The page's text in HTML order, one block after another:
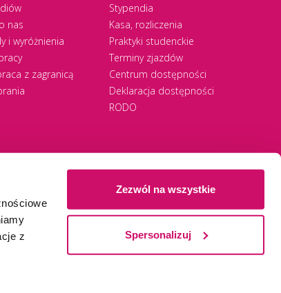
z
Zezwól na wszystkie
Spersonalizuj
nas
i wyróżnienia
z zagranicą
Stypendia
Kasa, rozliczenia
Praktyki studenckie
Terminy zjazdów
Centrum dostępności
Deklaracja dostępności
RODO
Ⓒ 2026 Akademia WSBWSB University